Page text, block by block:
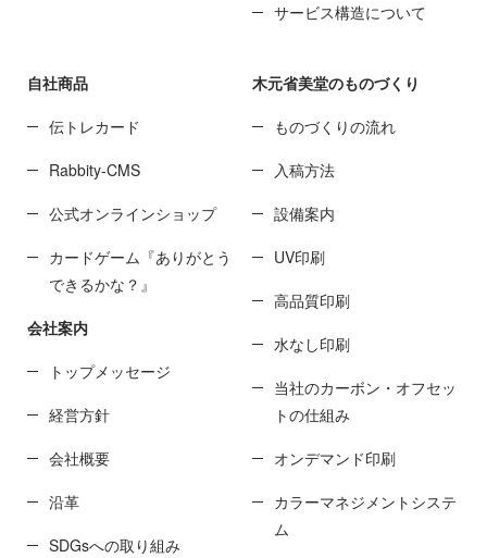
サービス構造について
自社商品
伝トレカード
Rabbity-CMS
公式オンラインショップ
カードゲーム『ありがとう
できるかな？』
会社案内
トップメッセージ
経営方針
会社概要
沿革
SDGsへの取り組み
木元省美堂のものづくり
ものづくりの流れ
入稿方法
設備案内
UV印刷
高品質印刷
水なし印刷
当社のカーボン・オフセッ
トの仕組み
オンデマンド印刷
カラーマネジメントシステ
ム